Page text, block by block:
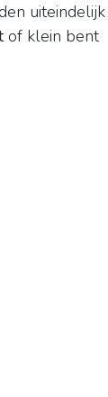
uiteindelijk
of klein bent